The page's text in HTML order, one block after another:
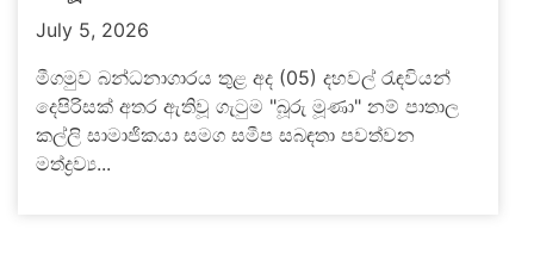
July 5, 2026
මීගමුව බන්ධනාගාරය තුළ අද (05) දහවල් රැඳවියන්
දෙපිරිසක් අතර ඇතිවූ ගැටුම "බූරු මූණා" නම් පාතාල
කල්ලි සාමාජිකයා සමග සමීප සබඳතා පවත්වන
මත්ද්‍රව්‍ය...